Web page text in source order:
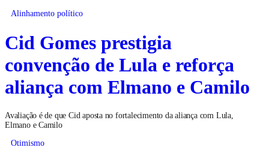
Alinhamento político
Cid Gomes prestigia
convenção de Lula e reforça
aliança com Elmano e Camilo
Avaliação é de que Cid aposta no fortalecimento da aliança com Lula,
Elmano e Camilo
Otimismo